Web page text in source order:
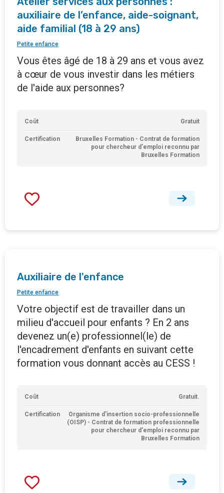
auxiliaire de l’enfance, aide-soignant,
aide familial (18 à 29 ans)
Petite enfance
Vous êtes âgé de 18 à 29 ans et vous avez
à cœur de vous investir dans les métiers
de l'aide aux personnes?
Coût Gratuit
Certification
Bruxelles Formation - Contrat de formation
pour chercheur d'emploi reconnu par
Bruxelles Formation
Auxiliaire de l'enfance
Petite enfance
Votre objectif est de travailler dans un
milieu d'accueil pour enfants ? En 2 ans
devenez un(e) professionnel(le) de
l'encadrement d'enfants en suivant cette
formation vous donnant accès au CESS !
Coût Gratuit.
Certification
Organisme d'insertion socio-professionnelle
(OISP) - Contrat de formation professionnelle
pour chercheur d'emploi reconnu par
Bruxelles Formation